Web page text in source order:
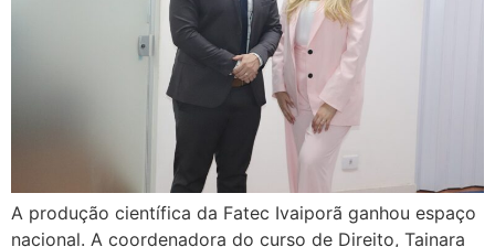
A produção científica da Fatec Ivaiporã ganhou espaço
nacional. A coordenadora do curso de Direito, Tainara